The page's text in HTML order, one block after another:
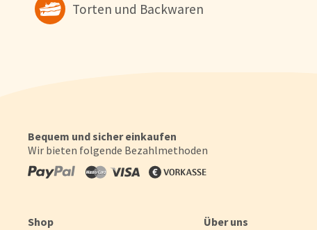
Torten und Backwaren
Bequem und sicher einkaufen
Wir bieten folgende Bezahlmethoden
Shop
Über uns